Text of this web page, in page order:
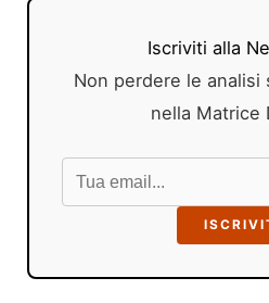
Iscriviti alla
Non perdere le analisi
nella Matrice